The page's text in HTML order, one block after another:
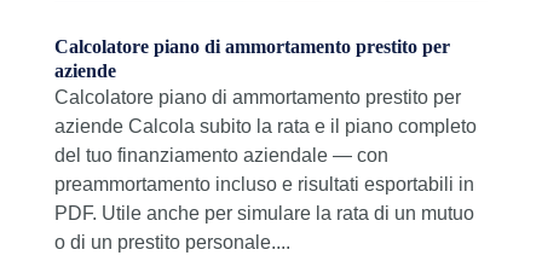
Calcolatore piano di ammortamento prestito per
aziende
Calcolatore piano di ammortamento prestito per
aziende Calcola subito la rata e il piano completo
del tuo finanziamento aziendale — con
preammortamento incluso e risultati esportabili in
PDF. Utile anche per simulare la rata di un mutuo
o di un prestito personale....